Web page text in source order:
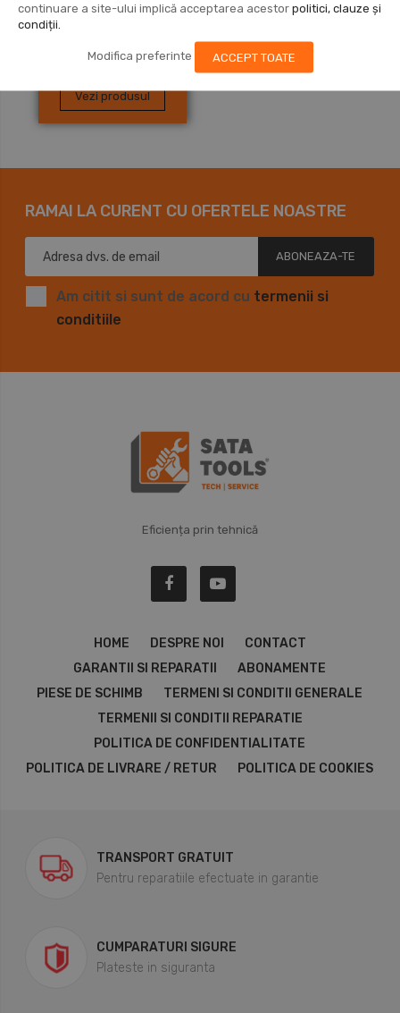
continuare a site-ului implică acceptarea acestor politici, clauze și
condiții.
Modifica preferinte ACCEPT TOATE
CIRCULAR SAW (Type
1)
Vezi produsul
RAMAI LA CURENT CU OFERTELE NOASTRE
ABONEAZA-TE
Am citit si sunt de acord cu termenii si
conditiile
Eficiența prin tehnică
HOME DESPRE NOI
CONTACT
GARANTII SI REPARATII
ABONAMENTE
PIESE DE SCHIMB
TERMENI SI CONDITII GENERALE
TERMENII SI CONDITII REPARATIE
POLITICA DE CONFIDENTIALITATE
POLITICA DE LIVRARE / RETUR
POLITICA DE COOKIES
TRANSPORT GRATUIT
Pentru reparatiile efectuate in garantie
CUMPARATURI SIGURE
Plateste in siguranta